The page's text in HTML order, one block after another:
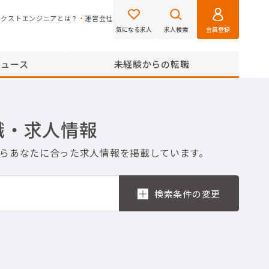
ストエンジニアとは？ 運営会社
気になる求人 求人検索 会員登録
ース 未経験からの転職
求人情報
なたに合った求人情報を掲載しています。